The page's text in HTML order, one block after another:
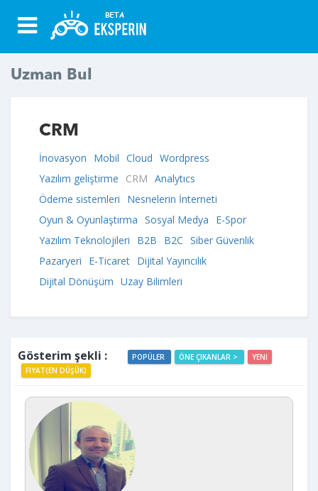
Uzman Bul
CRM
İnovasyon Mobil Cloud Wordpress
Yazılım geliştirme
CRM Analytıcs
Ödeme sistemleri
Nesnelerin İnterneti
Oyun & Oyunlaştırma Sosyal Medya
E-Spor
Yazılım Teknolojileri
B2B B2C Siber Güvenlik
Pazaryeri
E-Ticaret Dijital Yayıncılık
Dijital Dönüşüm Uzay Bilimleri
Gösterim şekli : POPÜLER ÖNE ÇIKANLAR >
YENI
FIYAT(EN DÜŞÜK)